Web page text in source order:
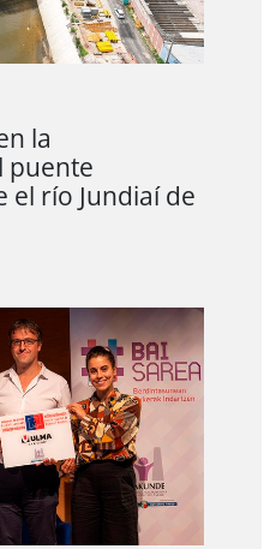
la
puente
el río Jundiaí de